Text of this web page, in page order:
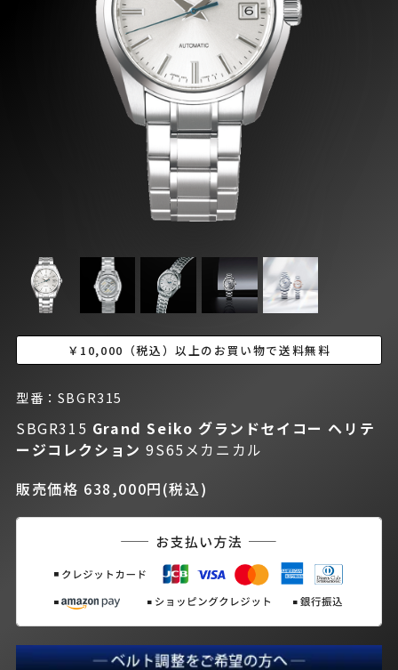
￥10,000（税込）以上のお買い物で送料無料
型番：SBGR315
SBGR315 Grand Seiko グランドセイコー ヘリテ
ージコレクション9S65メカニカル
販売価格 638,000円(税込)